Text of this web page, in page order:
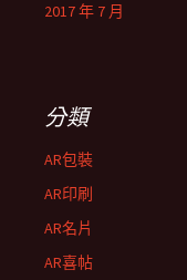
2017 年 7 月
分類
AR包裝
AR印刷
AR名片
AR喜帖